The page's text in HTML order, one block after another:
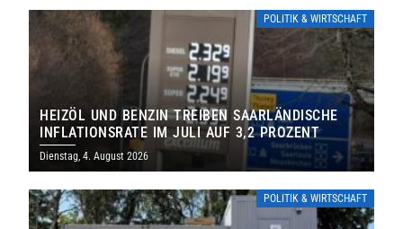
POLITIK & WIRTSCHAFT
HEIZÖL UND BENZIN TREIBEN SAARLÄNDISCHE
INFLATIONSRATE IM JULI AUF 3,2 PROZENT
Dienstag, 4. August 2026
POLITIK & WIRTSCHAFT